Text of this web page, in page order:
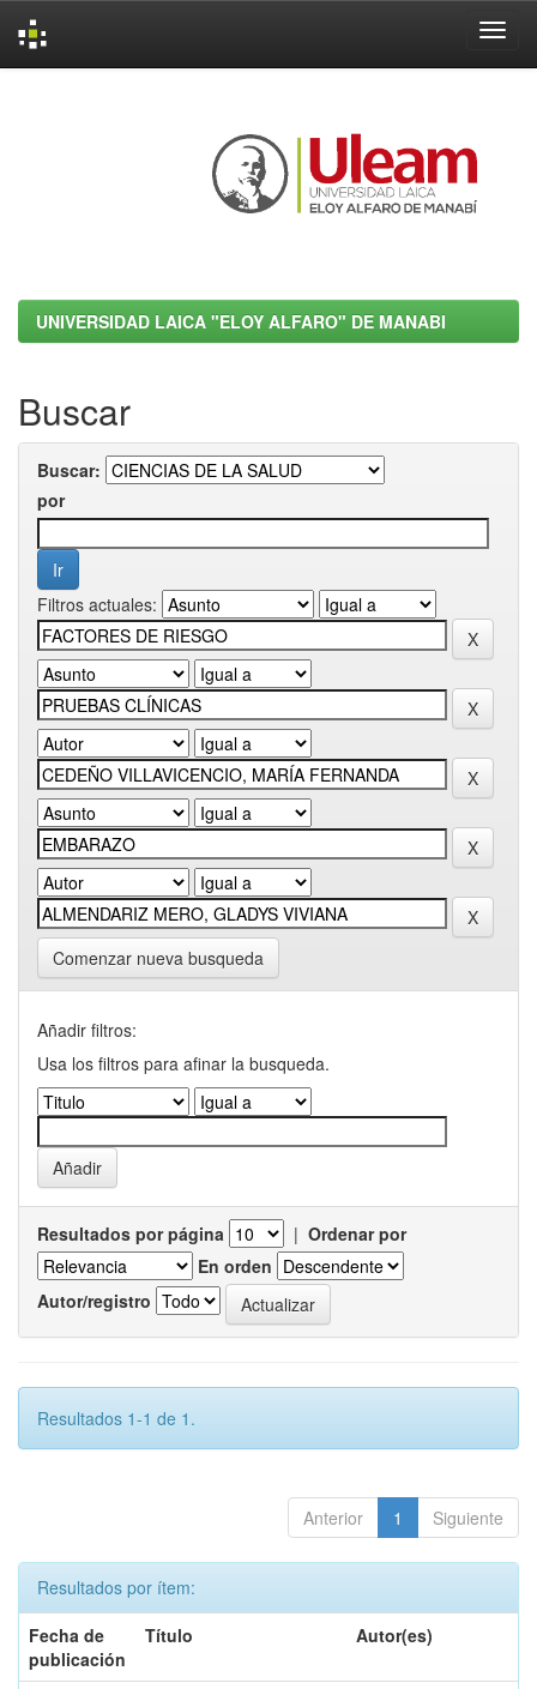
UNIVERSIDAD LAICA "ELOY ALFARO" DE MANABI
Buscar
Buscar:
por
Filtros actuales:
Comenzar nueva busqueda
Añadir filtros:
Usa los filtros para afinar la busqueda.
Resultados por página | Ordenar por
En orden
Autor/registro
Resultados 1-1 de 1.
Anterior 1 Siguiente
Resultados por ítem:
Fecha de
publicación
Título Autor(es)